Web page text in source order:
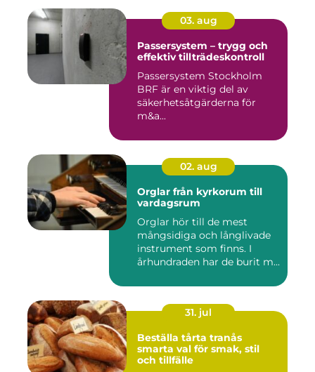
03. aug
Passersystem – trygg och
effektiv tillträdeskontroll
Passersystem Stockholm
BRF är en viktig del av
säkerhetsåtgärderna för
m&a...
02. aug
Orglar från kyrkorum till
vardagsrum
Orglar hör till de mest
mångsidiga och långlivade
instrument som finns. I
århundraden har de burit m...
31. jul
Beställa tårta tranås
smarta val för smak, stil
och tillfälle